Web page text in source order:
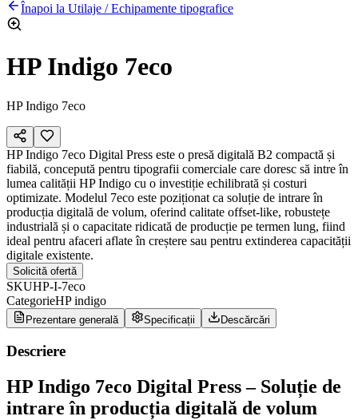
Înapoi la Utilaje / Echipamente tipografice
HP Indigo 7eco
HP Indigo 7eco
HP Indigo 7eco Digital Press este o presă digitală B2 compactă și
fiabilă, concepută pentru tipografii comerciale care doresc să intre în
lumea calității HP Indigo cu o investiție echilibrată și costuri
optimizate. Modelul 7eco este poziționat ca soluție de intrare în
producția digitală de volum, oferind calitate offset-like, robustețe
industrială și o capacitate ridicată de producție pe termen lung, fiind
ideal pentru afaceri aflate în creștere sau pentru extinderea capacității
digitale existente.
Solicită ofertă
SKUHP-I-7eco
CategorieHP indigo
Prezentare generală Specificații Descărcări
Descriere
HP Indigo 7eco Digital Press – Soluție de
intrare în producția digitală de volum